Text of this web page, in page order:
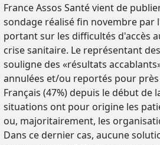
France Assos Santé vient de
sondage réalisé fin novembre par
portant sur les difficultés d'accès
crise sanitaire. Le représentant
souligne des «résultats
annulées et/ou reportés pour
Français (47%) depuis le début de
situations ont pour origine les
ou, majoritairement, les
Dans ce dernier cas, aucune